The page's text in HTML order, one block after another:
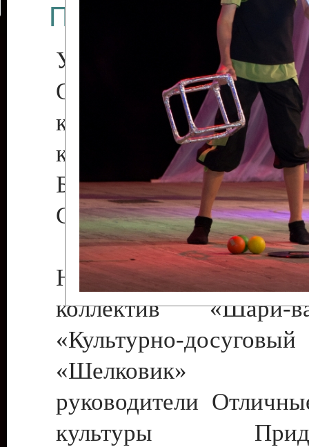
Приднестровского
Участники фестиваля:
Образцовый
коллектив
культуры с.
Бендеры ,
Светлана Георгиевна
Народный цирковой
коллектив
«Культурно-
«Шелковик»
руководители
культуры